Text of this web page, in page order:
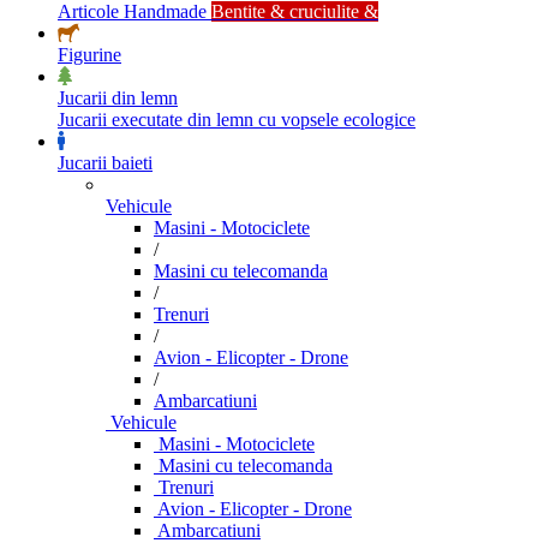
Articole Handmade Bentite & cruciulite &
Figurine
Jucarii din lemn
Jucarii executate din lemn cu vopsele ecologice
Jucarii baieti
Vehicule
Masini - Motociclete
/
Masini cu telecomanda
/
Trenuri
/
Avion - Elicopter - Drone
/
Ambarcatiuni
Vehicule
Masini - Motociclete
Masini cu telecomanda
Trenuri
Avion - Elicopter - Drone
Ambarcatiuni